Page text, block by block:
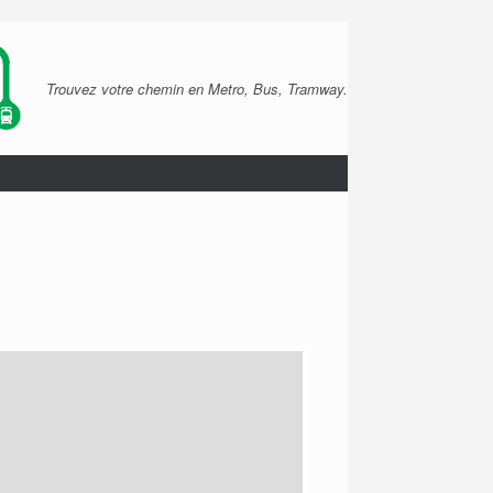
Trouvez votre chemin en Metro, Bus, Tramway.